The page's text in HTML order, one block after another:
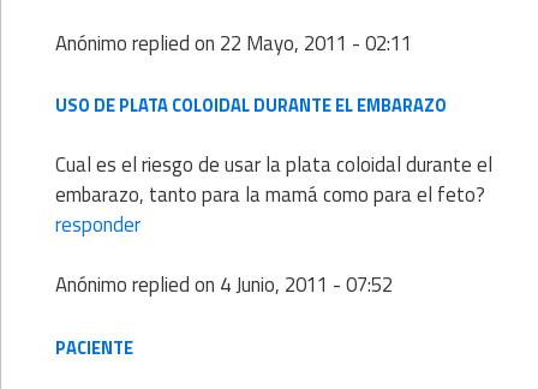
Anónimoreplied on 22 Mayo, 2011 - 02:11
USO DE PLATA COLOIDAL DURANTE EL EMBARAZO
Cual es el riesgo de usar la plata coloidal durante el
embarazo, tanto para la mamá como para el feto?
responder
Anónimoreplied on 4 Junio, 2011 - 07:52
PACIENTE